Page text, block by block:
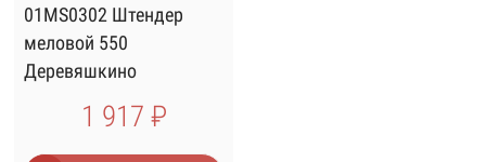
01MS0302 Штендер
меловой 550
Деревяшкино
односторонний
1 917 ₽